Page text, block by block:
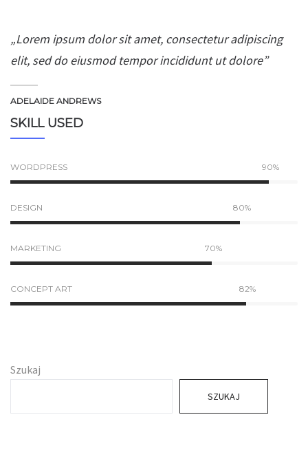
„Lorem ipsum dolor sit amet, consectetur adipiscing
elit, sed do eiusmod tempor incididunt ut dolore”
ADELAIDE ANDREWS
SKILL USED
WORDPRESS 90%
DESIGN 80%
MARKETING 70%
CONCEPT ART 82%
Szukaj
SZUKAJ